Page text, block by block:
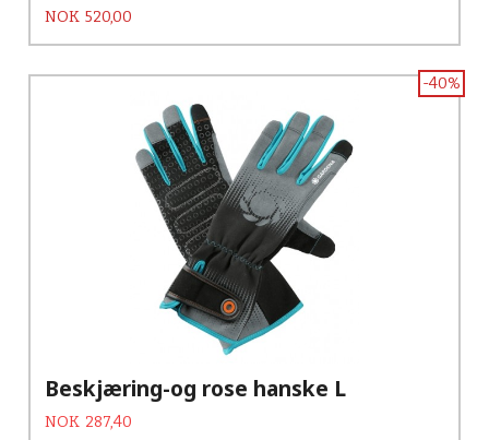
Pris
NOK 520,00
Beskjæring-og rose hanske L
Tilbud
NOK 287,40Rabatt
-40%